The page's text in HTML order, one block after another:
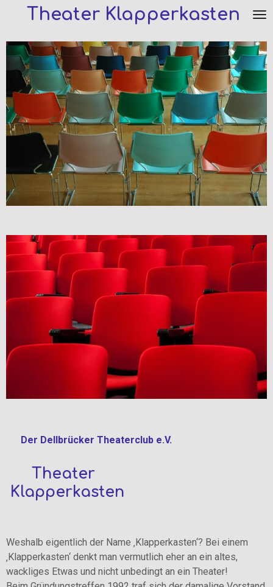
springen
Theater Klapperkasten
Der Dellbrücker Theaterclub e.V.
Theater
Klapperkasten
Weshalb eigentlich der Name ‚Klapperkasten‘? Bei einem
‚Klapperkasten‘ denkt man vermutlich eher an ein altes,
wackliges Etwas und nicht unbedingt an ein Theater!